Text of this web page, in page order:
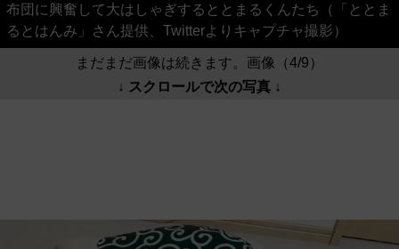
布団に興奮して大はしゃぎするととまるくんたち（「ととま
るとはんみ」さん提供、Twitterよりキャプチャ撮影）
まだまだ画像は続きます。画像（4/9）
↓ スクロールで次の写真 ↓